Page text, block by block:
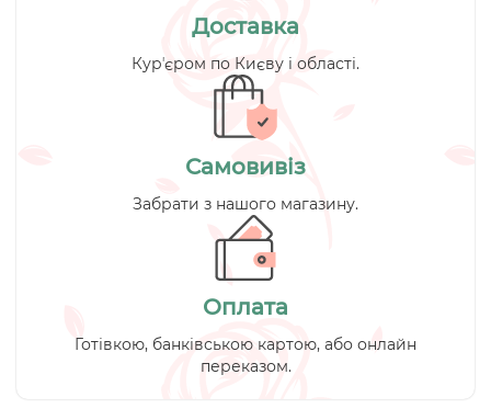
Доставка
Курʼєром по Києву і області.
Самовивіз
Забрати з нашого магазину.
Оплата
Готівкою, банківською картою, або онлайн
переказом.